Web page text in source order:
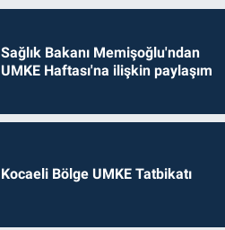
Sağlık Bakanı Memişoğlu'ndan
UMKE Haftası'na ilişkin paylaşım
Kocaeli Bölge UMKE Tatbikatı